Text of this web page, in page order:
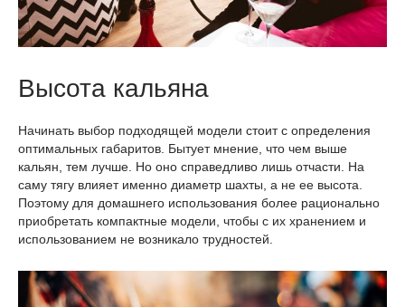
Высота кальяна
Начинать выбор подходящей модели стоит с определения
оптимальных габаритов. Бытует мнение, что чем выше
кальян, тем лучше. Но оно справедливо лишь отчасти. На
саму тягу влияет именно диаметр шахты, а не ее высота.
Поэтому для домашнего использования более рационально
приобретать компактные модели, чтобы с их хранением и
использованием не возникало трудностей.